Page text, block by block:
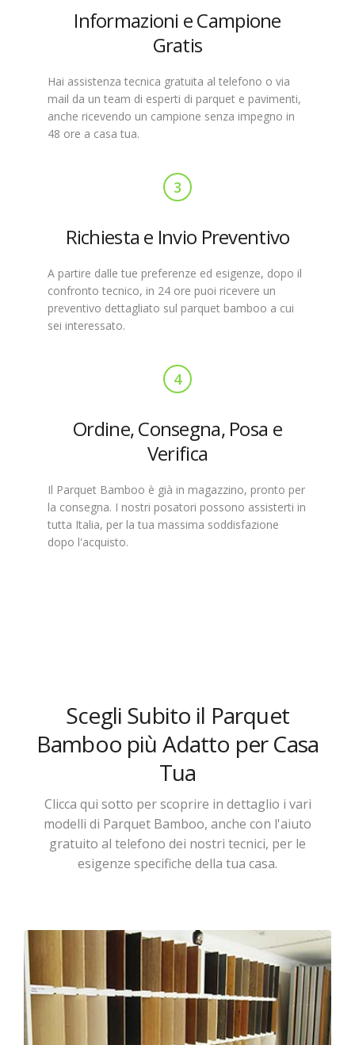
Informazioni e Campione
Gratis
Hai assistenza tecnica gratuita al telefono o via
mail da un team di esperti di parquet e pavimenti,
anche ricevendo un campione senza impegno in
48 ore a casa tua.
3
Richiesta e Invio Preventivo
A partire dalle tue preferenze ed esigenze, dopo il
confronto tecnico, in 24 ore puoi ricevere un
preventivo dettagliato sul parquet bamboo a cui
sei interessato.
4
Ordine, Consegna, Posa e
Verifica
Il Parquet Bamboo è già in magazzino, pronto per
la consegna. I nostri posatori possono assisterti in
tutta Italia, per la tua massima soddisfazione
dopo l'acquisto.
Scegli Subito il Parquet
Bamboo più Adatto per Casa
Tua
Clicca qui sotto per scoprire in dettaglio i vari
modelli di Parquet Bamboo, anche con l'aiuto
gratuito al telefono dei nostri tecnici, per le
esigenze specifiche della tua casa.